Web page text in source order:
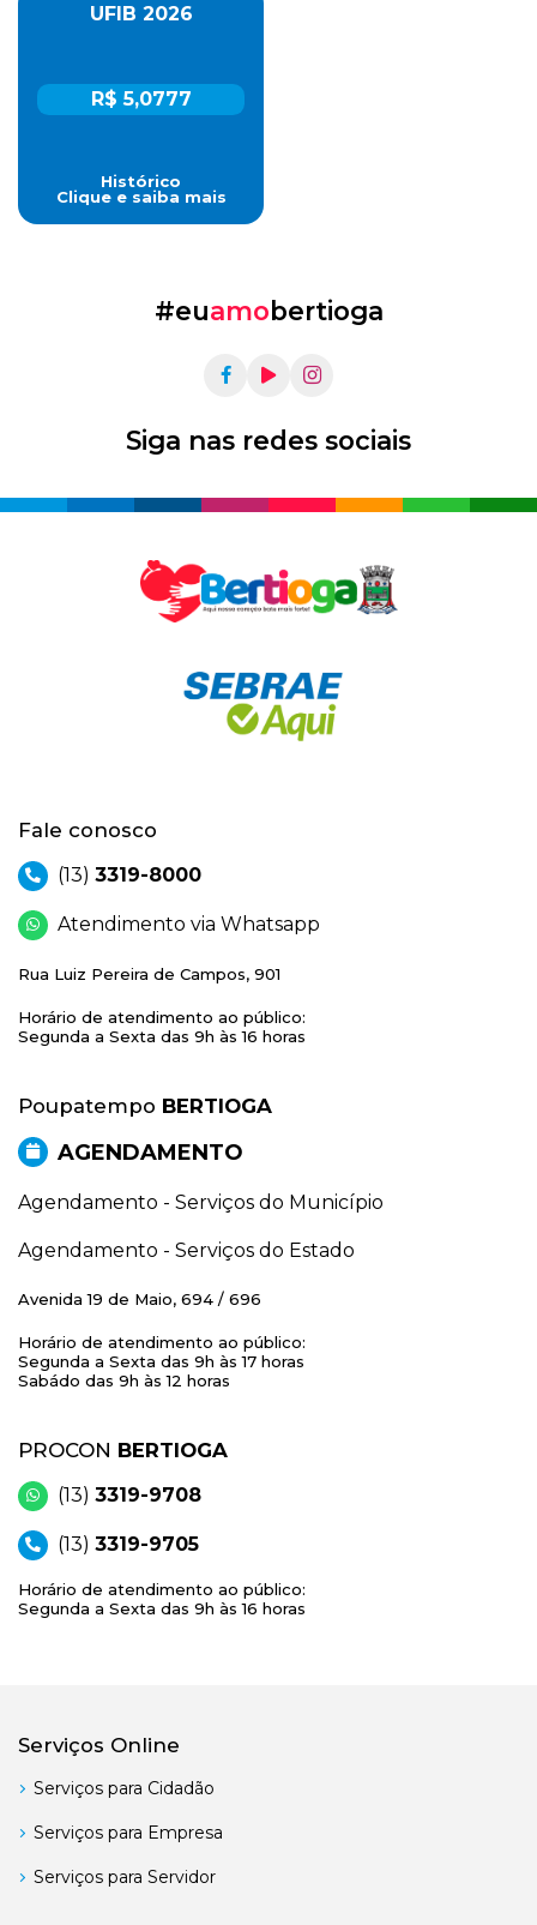
UFIB 2026
R$ 5,0777
Histórico
Clique e saiba mais
#euamobertioga
Siga nas redes sociais
Fale conosco
(13) 3319-8000
Atendimento via Whatsapp
Rua Luiz Pereira de Campos, 901
Horário de atendimento ao público:
Segunda a Sexta das 9h às 16 horas
Poupatempo BERTIOGA
AGENDAMENTO
Agendamento - Serviços do Município
Agendamento - Serviços do Estado
Avenida 19 de Maio, 694 / 696
Horário de atendimento ao público:
Segunda a Sexta das 9h às 17 horas
Sabádo das 9h às 12 horas
PROCON BERTIOGA
(13) 3319-9708
(13) 3319-9705
Horário de atendimento ao público:
Segunda a Sexta das 9h às 16 horas
Serviços Online
Serviços para Cidadão
Serviços para Empresa
Serviços para Servidor